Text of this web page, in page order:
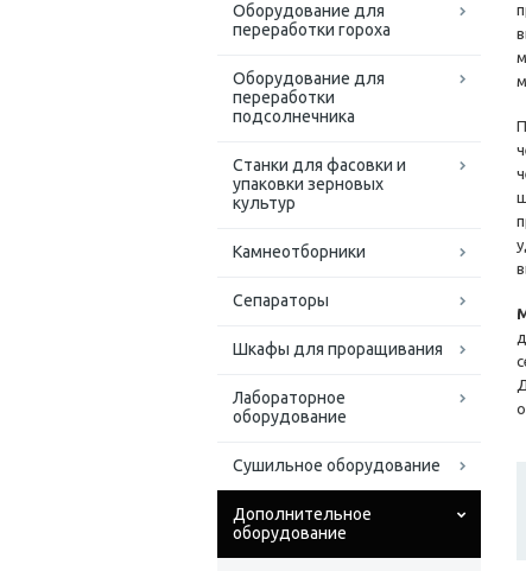
Оборудование для
переработки гороха
Оборудование для
переработки
подсолнечника
Станки для фасовки и
упаковки зерновых
культур
Камнеотборники
Сепараторы
Шкафы для проращивания
Лабораторное
оборудование
Сушильное оборудование
Дополнительное
оборудование